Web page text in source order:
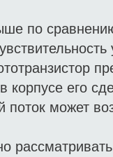
по
корпусе его
поток может